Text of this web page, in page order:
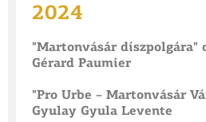
2024
"Martonvásár díszpolgára"
Gérard Paumier
"Pro Urbe – Martonvásár
Gyulay Gyula Levente